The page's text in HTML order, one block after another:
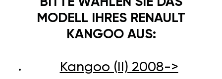
MODELL IHRES RENAULT
KANGOO AUS:
Kangoo (II) 2008->